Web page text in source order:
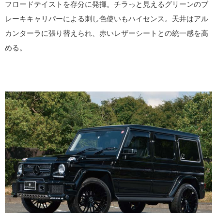
フロードテイストを存分に発揮。チラっと見えるグリーンのブ
レーキキャリパーによる刺し色使いもハイセンス。天井はアル
カンターラに張り替えられ、赤いレザーシートとの統一感を高
める。